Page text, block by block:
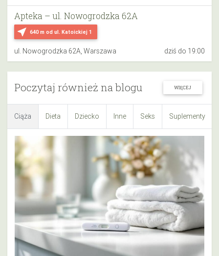
near_me 640 m od ul. Katoickiej 1
Apteka – ul. Nowogrodzka 62A
ul. Nowogrodzka 62A, Warszawa dziś do 19:00
Poczytaj również na blogu WIĘCEJ
Ciąża Dieta Dziecko Inne Seks Suplementy